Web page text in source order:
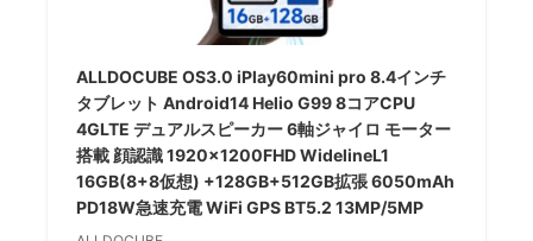
ALLDOCUBE OS3.0 iPlay60mini pro 8.4インチ
タブレット Android14 Helio G99 8コアCPU
4GLTE デュアルスピーカー 6軸ジャイロ モーター
搭載 顔認識 1920×1200FHD WidelineL1
16GB(8+8仮想) +128GB+512GB拡張 6050mAh
PD18W急速充電 WiFi GPS BT5.2 13MP/5MP